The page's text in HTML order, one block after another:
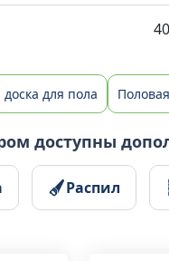
для пола
доступны
Распил